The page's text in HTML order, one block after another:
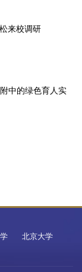
来校调研
附中的绿色育人实
北京大学